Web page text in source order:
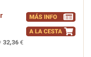
32,36 €